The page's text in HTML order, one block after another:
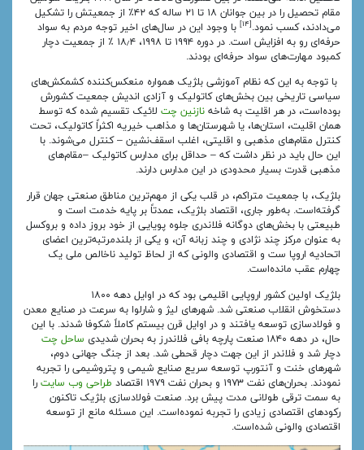
مقام تحصیل را در بین جوانان ۱۸ تا ۲۱ ساله که ۴۲٪ از جمعیتش را تشکیل
می‌دادند، کسب نمود. [۱۴]
با وجود این در سال‌های اخیر توجه مردم به سواد
حرفه‌ای رو به افزایش است. در دوره ۱۹۹۴ تا ۱۹۹۸، ۱۸٫۴ ٪ از جمعیت دچار
کمبود مهارت‌های سواد حرفه‌ای بودند.
با توجه به این که نظام آموزشی بلژیک همواره منعکس‌کننده کشمکش‌های
سیاسی تاریخی بین بخش‌های کاتولیک و آزادی اندیش جمعیت کشورش
بوده‌است، در هر اقلیت به شاخه نازنین چتلائیک تقسیم شده که توسط
همان اقلیت، استان‌ها، یا شهرستان‌ها و مذاهب خیریه اکثراً کاتولیک، تحت
کنترل مقام‌های مذهبی و اقلیتی، اغلب اسقف‌نشین – کنترل می‌شوند. با
این حال باید در نظر داشت که – حداقل برای مدارس کاتولیک –مقام‌های
مذهبی قدرت بسیار محدودی در این مدارس دارند.
بلژیک، با جمعیت متراکم، در قلب یکی از مهم‌ترین مناطق صنعتی جهان قرار
گرفته‌است. به‌طور جاری، اقتصاد بلژیک، عمدتاً بر پایه خدمت است و
طبیعتی با بخش‌های دوگانه فلاندری جلوه پویایی از خود بروز داده و بروکسل
به عنوان مرکز چند نژادی و چند زبانه آن، و یکی از بلندمرتبه‌ترین اعضای
اتحادیه اروپا ست و اقتصادی والونی که از لحاظ تولید ناخالص ملی یک
چهارم عقب مانده‌است.
بلژیک اولین کشور اروپایی اقلیمی بود که در اوایل دهه ۱۸۰۰
دستخوش انقلاب صنعتی شد. شهرهای لیژ و شارلوا به سرعت در صنایع معدن
و فولادسازی توسعه یافتند و در اوایل قرن بیستم کاملاً شکوفا شدند. با این
حال، در دهه ۱۸۴۰ صنعت پارچه بافی فلاندرز به بحران شدیدی
ساحل چت
دچار شد و فلاندر از این جهت دچار قحطی شد. بعد از جنگ جهانی دوم،
شهرهای خنت و آنتورپ توسعه سریع صنایع شیمی و پتروشیمی را تجربه
نمودند. بحران‌های نفت ۱۹۷۳ و بحران نفت ۱۹۷۹ اقتصاد
طراحی وب سایترا
به سمت ترقی طولانی مدت پیش برد. صنعت فولادسازی بلژیک تاکنون
رکودهای اقتصادی زیادی را تجربه نموده‌است. این مسئله مانع از توسعه
اقتصادی والونی شده‌است.